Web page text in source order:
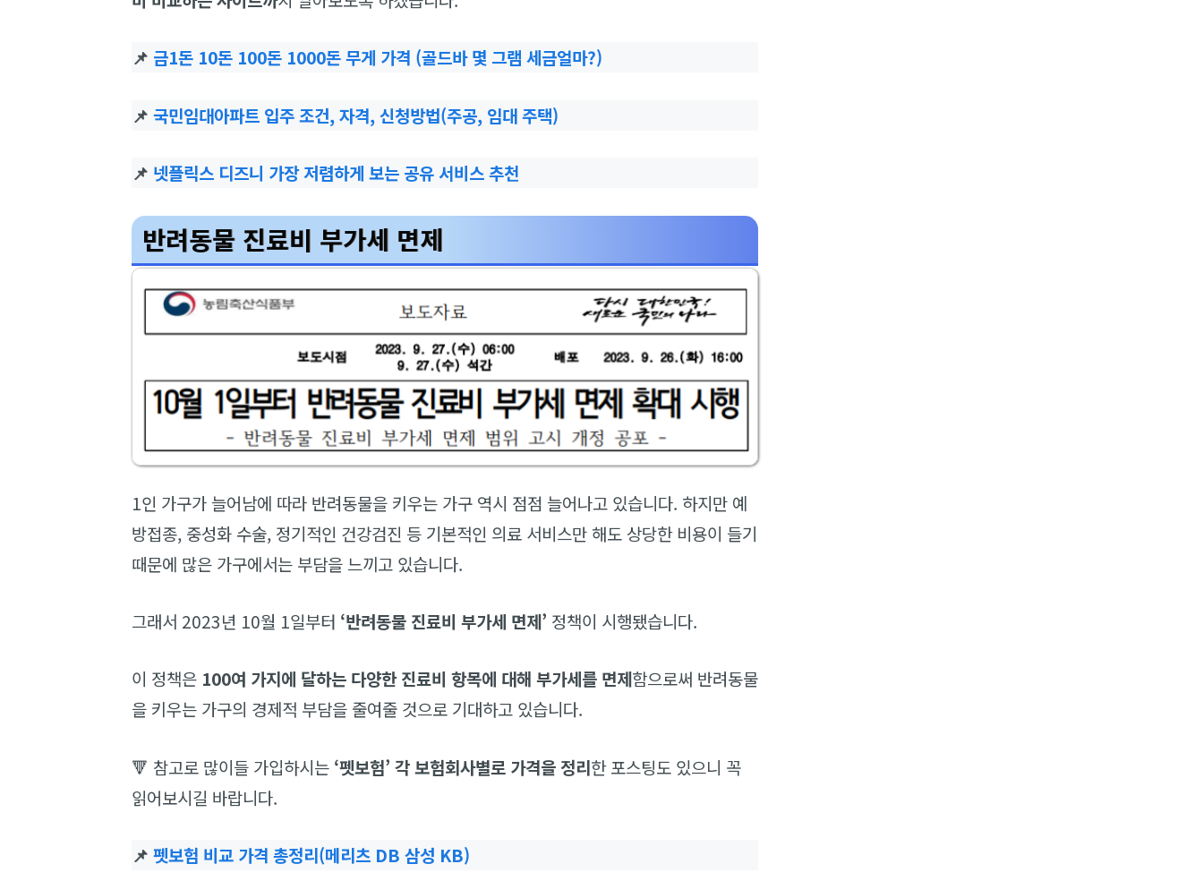
📌 금1돈 10돈 100돈 1000돈 무게 가격 (골드바 몇 그램 세금얼마?)
📌 국민임대아파트 입주 조건, 자격, 신청방법(주공, 임대 주택)
📌 넷플릭스 디즈니 가장 저렴하게 보는 공유 서비스 추천
반려동물 진료비 부가세 면제
1인 가구가 늘어남에 따라 반려동물을 키우는 가구 역시 점점 늘어나고 있습니다. 하지만 예
방접종, 중성화 수술, 정기적인 건강검진 등 기본적인 의료 서비스만 해도 상당한 비용이 들기
때문에 많은 가구에서는 부담을 느끼고 있습니다.
그래서 2023년 10월 1일부터 ‘반려동물 진료비 부가세 면제’ 정책이 시행됐습니다.
이 정책은 100여 가지에 달하는 다양한 진료비 항목에 대해 부가세를 면제함으로써 반려동물
을 키우는 가구의 경제적 부담을 줄여줄 것으로 기대하고 있습니다.
🔻 참고로 많이들 가입하시는 ‘펫보험’ 각 보험회사별로 가격을 정리한 포스팅도 있으니 꼭
읽어보시길 바랍니다.
📌 펫보험 비교 가격 총정리(메리츠 DB 삼성 KB)